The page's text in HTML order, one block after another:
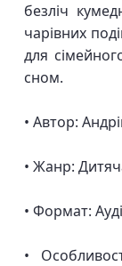
безліч
чарівних
для
сном.
• Автор:
• Жанр:
• Формат:
•